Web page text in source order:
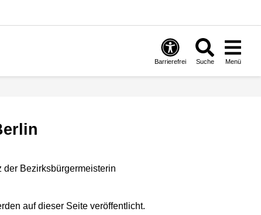
Barrierefrei Suche Menü
der Bezirksbürgermeisterin
auf dieser Seite veröffentlicht.